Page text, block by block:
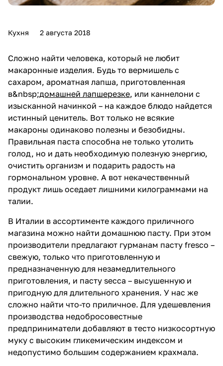
Кухня 2 августа 2018
Сложно найти человека, который не любит
макаронные изделия. Будь то вермишель с
сахаром, ароматная лапша, приготовленная
в&nbsp;домашней лапшерезке, или каннелони с
изысканной начинкой – на каждое блюдо найдется
истинный ценитель. Вот только не всякие
макароны одинаково полезны и безобидны.
Правильная паста способна не только утолить
голод, но и дать необходимую полезную энергию,
очистить организм и подарить радость на
гормональном уровне. А вот некачественный
продукт лишь оседает лишними килограммами на
талии.
В Италии в ассортименте каждого приличного
магазина можно найти домашнюю пасту. При этом
производители предлагают гурманам пасту fresco –
свежую, только что приготовленную и
предназначенную для незамедлительного
приготовления, и пасту secca – высушенную и
пригодную для длительного хранения. У нас же
сложно найти что-то приличное. Для удешевления
производства недобросовестные
предприниматели добавляют в тесто низкосортную
муку с высоким гликемическим индексом и
недопустимо большим содержанием крахмала.